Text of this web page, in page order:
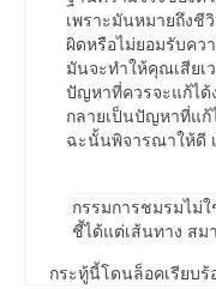
เพราะมันหมายถึงชี
ผิดหรือไม่ยอมรับคว
มันจะทำให้คุณเสียเ
ปัญหาที่ควรจะแก้ได้
กลายเป็นปัญหาที่แ
ฉะนั้นพิจารณาให้ดี
กรรมการชมรมไม่ใ
ชี้ได้แต่เส้นทาง สม
กระทู้นี้โดนล็อคเรียบร้